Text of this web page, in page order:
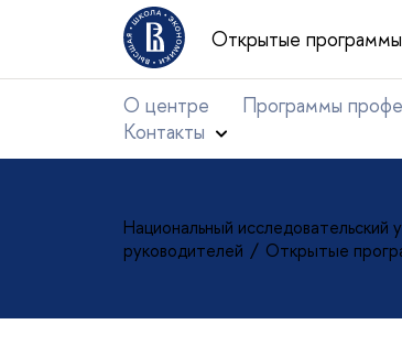
Открытые программы
О центре Программы
Контакты
Национальный
руководителей
Открытые